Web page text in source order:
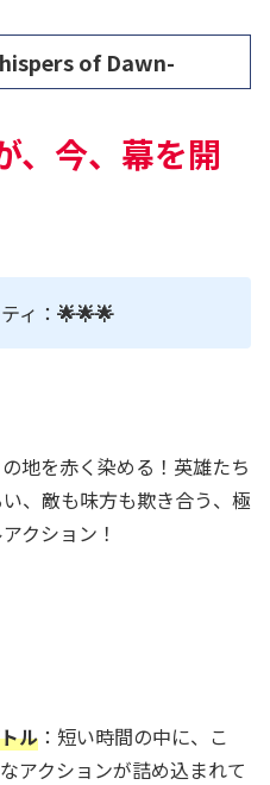
of Dawn-
、今、幕を開
ィ： 🌟🌟🌟
地を赤く染める！英雄たち
、敵も味方も欺き合う、極
クション！
ル ：短い時間の中に、こ
アクションが詰め込まれて